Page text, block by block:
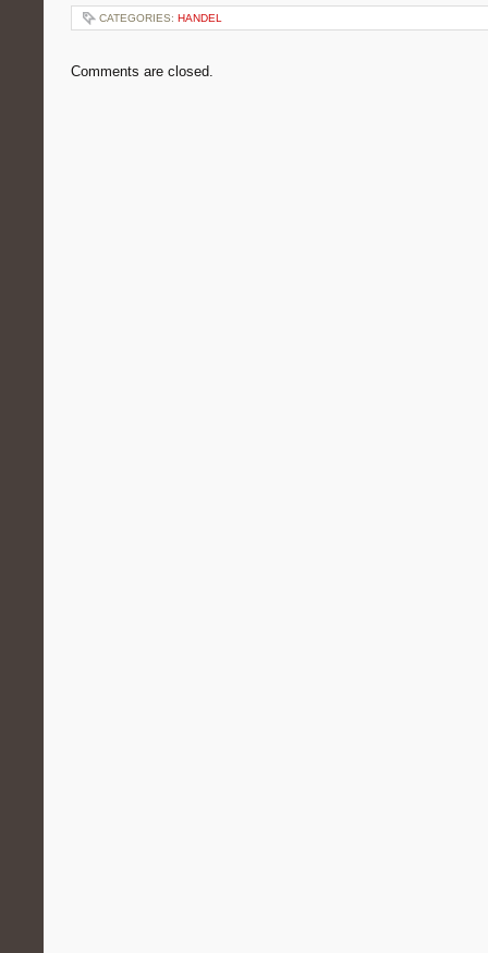
CATEGORIES: HANDEL
Comments are closed.